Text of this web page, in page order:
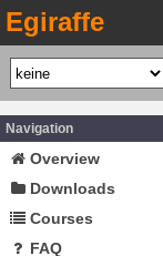
Egiraffe
Navigation
Overview
Downloads
Courses
FAQ